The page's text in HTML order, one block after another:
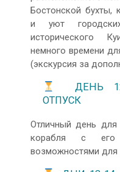
Бостонской бухты,
и уют
исторического
немного времени
(экскурсия за
ДЕНЬ 12,
ОТПУСК
Отличный день для
корабля с его
возможностями для